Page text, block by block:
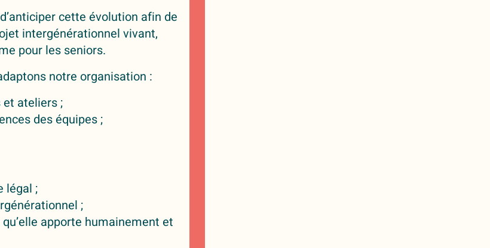
cette évolution afin de
intergénérationnel vivant,
pour les seniors.
notre organisation :
ateliers ;
des équipes ;
légal ;
;
apporte humainement et